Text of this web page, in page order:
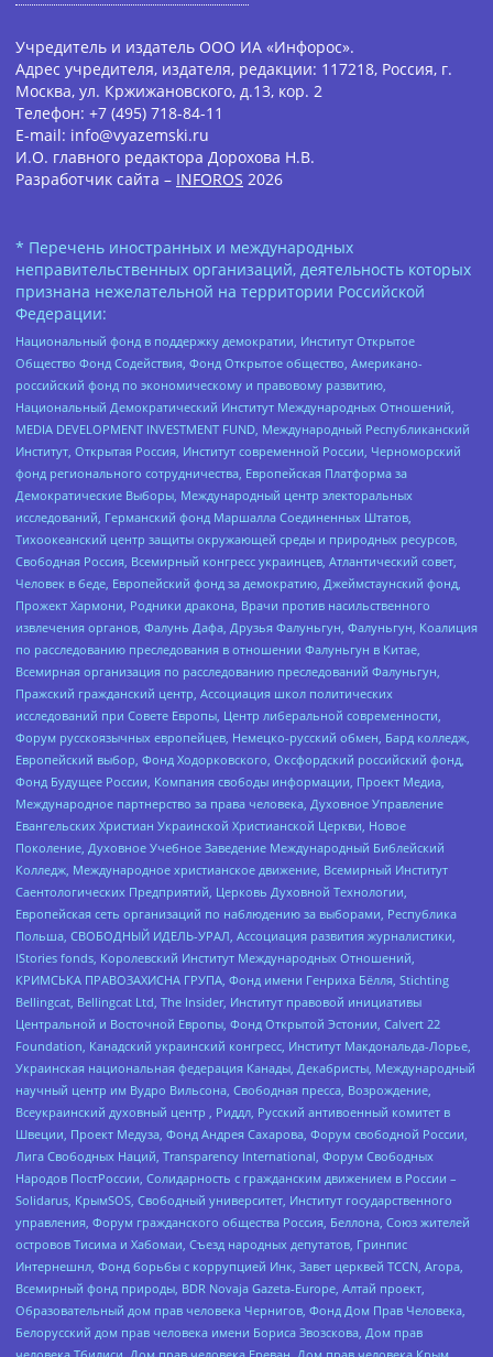
Учредитель и издатель ООО ИА «Инфорос».
Адрес учредителя, издателя, редакции: 117218, Россия, г.
Москва, ул. Кржижановского, д.13, кор. 2
Телефон: +7 (495) 718-84-11
E-mail: info@vyazemski.ru
И.О. главного редактора Дорохова Н.В.
Разработчик сайта – INFOROS 2026
* Перечень иностранных и международных
неправительственных организаций, деятельность которых
признана нежелательной на территории Российской
Федерации:
Национальный фонд в поддержку демократии, Институт Открытое
Общество Фонд Содействия, Фонд Открытое общество, Американо-
российский фонд по экономическому и правовому развитию,
Национальный Демократический Институт Международных Отношений,
MEDIA DEVELOPMENT INVESTMENT FUND, Международный Республиканский
Институт, Открытая Россия, Институт современной России, Черноморский
фонд регионального сотрудничества, Европейская Платформа за
Демократические Выборы, Международный центр электоральных
исследований, Германский фонд Маршалла Соединенных Штатов,
Тихоокеанский центр защиты окружающей среды и природных ресурсов,
Свободная Россия, Всемирный конгресс украинцев, Атлантический совет,
Человек в беде, Европейский фонд за демократию, Джеймстаунский фонд,
Прожект Хармони, Родники дракона, Врачи против насильственного
извлечения органов, Фалунь Дафа, Друзья Фалуньгун, Фалуньгун, Коалиция
по расследованию преследования в отношении Фалуньгун в Китае,
Всемирная организация по расследованию преследований Фалуньгун,
Пражский гражданский центр, Ассоциация школ политических
исследований при Совете Европы, Центр либеральной современности,
Форум русскоязычных европейцев, Немецко-русский обмен, Бард колледж,
Европейский выбор, Фонд Ходорковского, Оксфордский российский фонд,
Фонд Будущее России, Компания свободы информации, Проект Медиа,
Международное партнерство за права человека, Духовное Управление
Евангельских Христиан Украинской Христианской Церкви, Новое
Поколение, Духовное Учебное Заведение Международный Библейский
Колледж, Международное христианское движение, Всемирный Институт
Саентологических Предприятий, Церковь Духовной Технологии,
Европейская сеть организаций по наблюдению за выборами, Республика
Польша, СВОБОДНЫЙ ИДЕЛЬ-УРАЛ, Ассоциация развития журналистики,
IStories fonds, Королевский Институт Международных Отношений,
КРИМСЬКА ПРАВОЗАХИСНА ГРУПА, Фонд имени Генриха Бёлля, Stichting
Bellingcat, Bellingcat Ltd, The Insider, Институт правовой инициативы
Центральной и Восточной Европы, Фонд Открытой Эстонии, Calvert 22
Foundation, Канадский украинский конгресс, Институт Макдональда-Лорье,
Украинская национальная федерация Канады, Декабристы, Международный
научный центр им Вудро Вильсона, Свободная пресса, Возрождение,
Всеукраинский духовный центр , Риддл, Русский антивоенный комитет в
Швеции, Проект Медуза, Фонд Андрея Сахарова, Форум свободной России,
Лига Свободных Наций, Transparеncy International, Форум Свободных
Народов ПостРоссии, Солидарность с гражданским движением в России –
Solidarus, КрымSOS, Свободный университет, Институт государственного
управления, Форум гражданского общества Россия, Беллона, Союз жителей
островов Тисима и Хабомаи, Съезд народных депутатов, Гринпис
Интернешнл, Фонд борьбы с коррупцией Инк, Завет церквей TCCN, Агора,
Всемирный фонд природы, BDR Novaja Gazeta-Europe, Алтай проект,
Образовательный дом прав человека Чернигов, Фонд Дом Прав Человека,
Белорусский дом прав человека имени Бориса Звозскова, Дом прав